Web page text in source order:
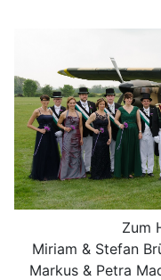
Zum
Miriam & Stefan
Markus & Petra